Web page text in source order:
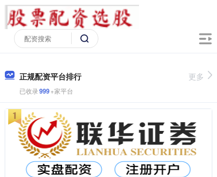
正规配资平台排行
已收录999+家平台
更多